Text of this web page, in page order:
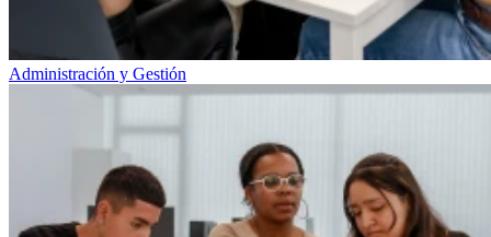
Administración y Gestión